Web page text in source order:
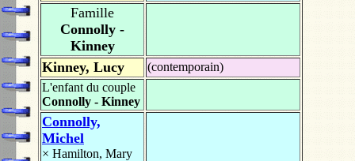
Famille
Connolly -
Kinney
Kinney, Lucy
(contemporain)
L'enfant du couple
Connolly - Kinney
Connolly,
Michel
× Hamilton, Mary